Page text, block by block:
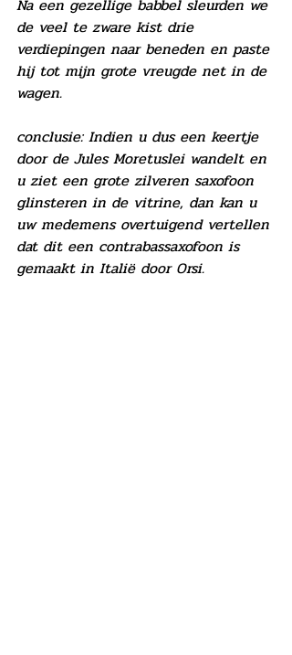
Na een gezellige babbel sleurden we
de veel te zware kist drie
verdiepingen naar beneden en paste
hij tot mijn grote vreugde net in de
wagen.
conclusie: Indien u dus een keertje
door de Jules Moretuslei wandelt en
u ziet een grote zilveren saxofoon
glinsteren in de vitrine, dan kan u
uw medemens overtuigend vertellen
dat dit een contrabassaxofoon is
gemaakt in Italië door Orsi.